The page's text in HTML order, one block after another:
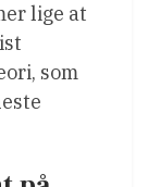
lige at
som